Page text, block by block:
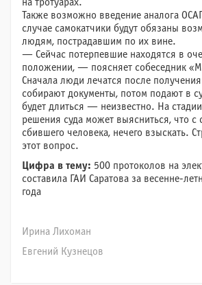
на тротуарах.
Также возможно введение аналога
случае самокатчики будут обязаны
людям, пострадавшим по их вине.
— Сейчас потерпевшие находятся в
положении, — поясняет собеседник
Сначала люди лечатся после
собирают документы, потом подают в
будет длиться — неизвестно. На
решения суда может выясниться, что с
сбившего человека, нечего взыскать.
этот вопрос.
Цифра в тему: 500 протоколов на
составила ГАИ Саратова за весенне-
года
Ирина Лихоман
Евгений Кузнецов